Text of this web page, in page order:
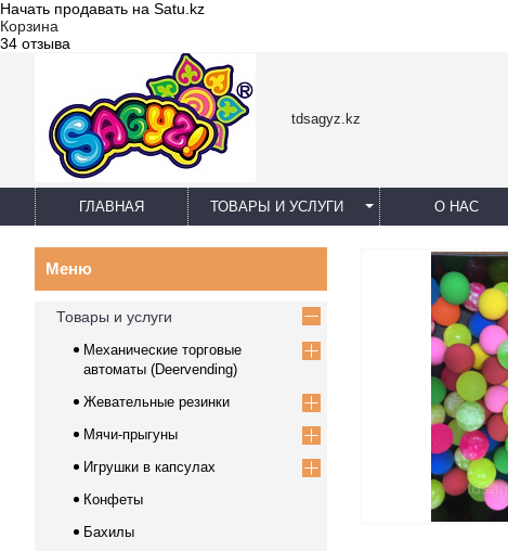
Начать продавать на Satu.kz
Корзина
34 отзыва
tdsagyz.kz
ГЛАВНАЯ ТОВАРЫ И УСЛУГИ О НАС
Товары и услуги
Механические торговые
автоматы (Deervending)
Жевательные резинки
Мячи-прыгуны
Игрушки в капсулах
Конфеты
Бахилы